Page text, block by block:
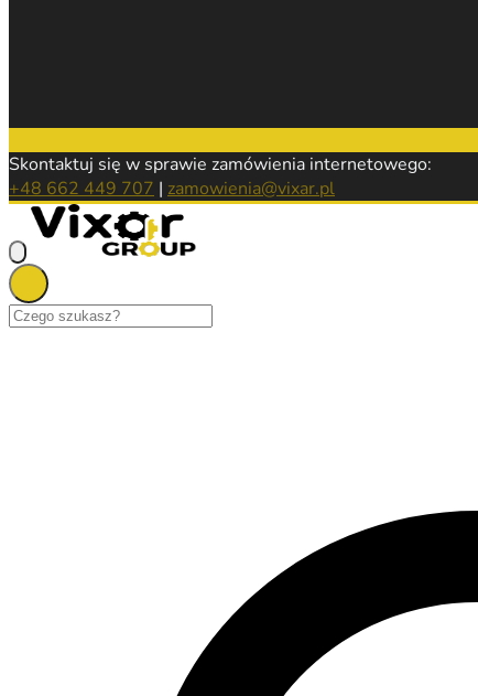
Skontaktuj się w sprawie zamówienia internetowego:
+48 662 449 707 | zamowienia@vixar.pl